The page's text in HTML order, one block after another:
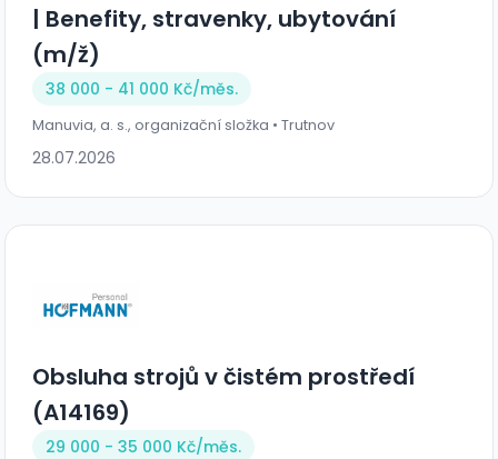
| Benefity, stravenky, ubytování
(m/ž)
38 000 - 41 000 Kč/měs.
Manuvia, a. s., organizační složka • Trutnov
28.07.2026
Obsluha strojů v čistém prostředí
(A14169)
29 000 - 35 000 Kč/měs.